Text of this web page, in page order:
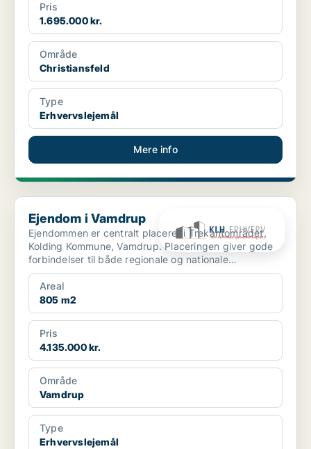
Pris
1.695.000 kr.
Område
Christiansfeld
Type
Erhvervslejemål
Mere info
Ejendom i Vamdrup
Ejendom i Vamdrup
Ejendommen er centralt placeret i Trekantområdet,
Kolding Kommune, Vamdrup. Placeringen giver gode
forbindelser til både regionale og nationale
transportkorr...
Areal
805 m2
Pris
4.135.000 kr.
Område
Vamdrup
Type
Erhvervslejemål